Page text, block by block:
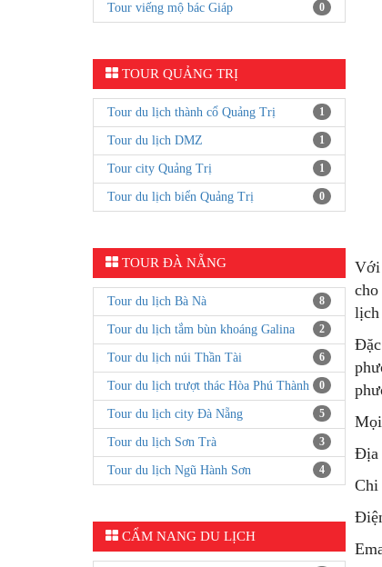
Với
lịch
Địa
Chi
Tour viếng mộ bác Giáp 0
TOUR QUẢNG TRỊ
Tour du lịch thành cổ Quảng Trị 1
Tour du lịch DMZ 1
Tour city Quảng Trị 1
Tour du lịch biển Quảng Trị 0
TOUR ĐÀ NẴNG
Tour du lịch Bà Nà 8
Tour du lịch tắm bùn khoáng Galina 2
Tour du lịch núi Thần Tài 6
Tour du lịch trượt thác Hòa Phú Thành 0
Tour du lịch city Đà Nẵng 5
Tour du lịch Sơn Trà 3
Tour du lịch Ngũ Hành Sơn 4
CẨM NANG DU LỊCH